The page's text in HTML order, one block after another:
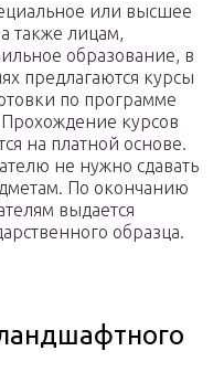
или высшее
также лицам,
образование, в
предлагаются курсы
по программе
курсов
на платной основе.
не нужно сдавать
По окончанию
выдается
образца.